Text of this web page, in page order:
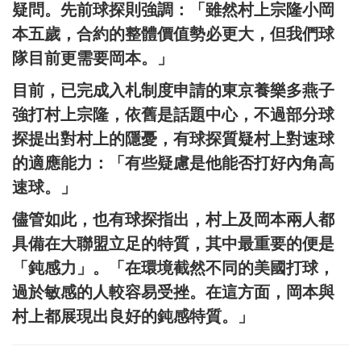
疑問。先前球探則強調：「雖然村上宗隆小岡
本五歲，合約的整體價值勢必更大，但我們球
隊目前更需要岡本。」
目前，已完成入札制度申請的東京養樂多燕子
強打村上宗隆，依舊是話題中心，不過部分球
探提出對村上的隱憂，有球探質疑村上對速球
的適應能力：「有些疑慮是他能否打好內角高
速球。」
儘管如此，也有球探指出，村上及岡本兩人都
具備在大聯盟立足的特質，其中最重要的便是
「鈍感力」。「在環境截然不同的美國打球，
過於敏感的人較容易受挫。在這方面，岡本與
村上都展現出良好的鈍感特質。」